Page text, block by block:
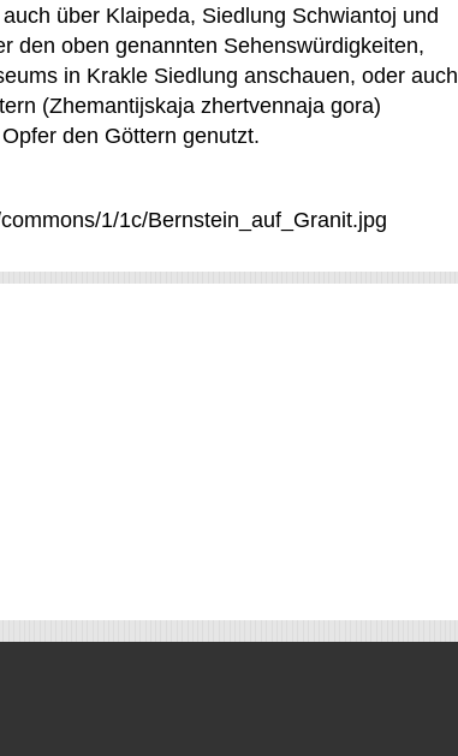
über Klaipeda, Siedlung Schwiantoj und
den oben genannten Sehenswürdigkeiten,
in Krakle Siedlung anschauen, oder auch
(Zhemantijskaja zhertvennaja gora)
den Göttern genutzt.
1/1c/Bernstein_auf_Granit.jpg